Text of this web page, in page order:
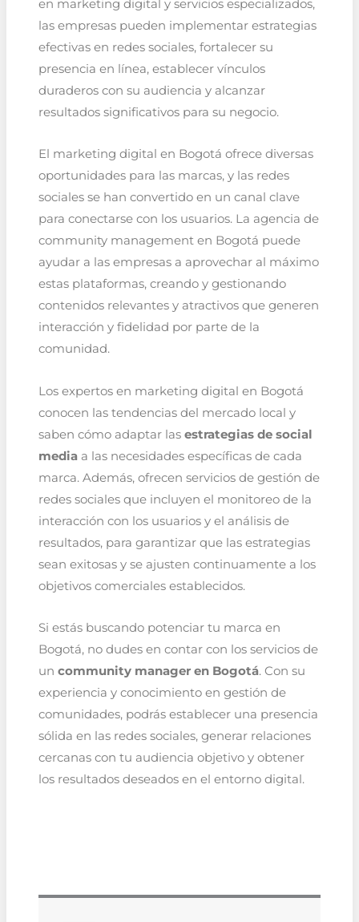
en marketing digital y servicios especializados,
las empresas pueden implementar estrategias
efectivas en redes sociales, fortalecer su
presencia en línea, establecer vínculos
duraderos con su audiencia y alcanzar
resultados significativos para su negocio.
El marketing digital en Bogotá ofrece diversas
oportunidades para las marcas, y las redes
sociales se han convertido en un canal clave
para conectarse con los usuarios. La agencia de
community management en Bogotá puede
ayudar a las empresas a aprovechar al máximo
estas plataformas, creando y gestionando
contenidos relevantes y atractivos que generen
interacción y fidelidad por parte de la
comunidad.
Los expertos en marketing digital en Bogotá
conocen las tendencias del mercado local y
saben cómo adaptar las estrategias de social
mediaa las necesidades específicas de cada
marca. Además, ofrecen servicios de gestión de
redes sociales que incluyen el monitoreo de la
interacción con los usuarios y el análisis de
resultados, para garantizar que las estrategias
sean exitosas y se ajusten continuamente a los
objetivos comerciales establecidos.
Si estás buscando potenciar tu marca en
Bogotá, no dudes en contar con los servicios de
un community manager en Bogotá. Con su
experiencia y conocimiento en gestión de
comunidades, podrás establecer una presencia
sólida en las redes sociales, generar relaciones
cercanas con tu audiencia objetivo y obtener
los resultados deseados en el entorno digital.